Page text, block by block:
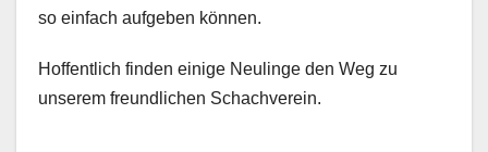
so einfach aufgeben können.
Hoffentlich finden einige Neulinge den Weg zu
unserem freundlichen Schachverein.